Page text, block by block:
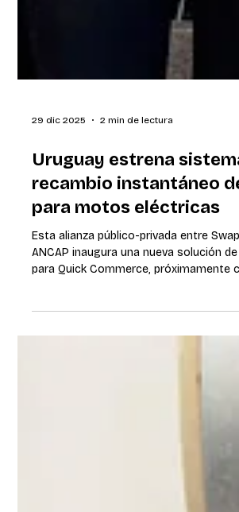
Uruguay estrena
recambio instantáneo
para motos eléctricas
Esta alianza público-privada entre
ANCAP inaugura una nueva solución
operativos en varios departamentos del país.
nacionales y representantes del
el primer sistema de intercambio de
eléctricas del país, fruto de una